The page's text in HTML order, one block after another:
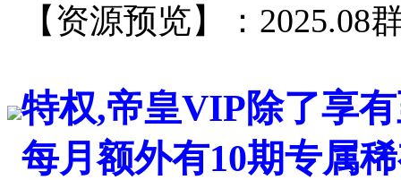
【资源预览】：2025.08
特权,帝皇VIP除了享
每月额外有10期专属